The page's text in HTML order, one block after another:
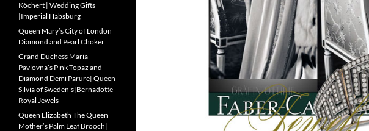
Köchert | Wedding Gifts
|Imperial Habsburg
Queen Mary’s City of London
Diamond and Pearl Choker
Grand Duchess Maria
Pavlovna’s Pink Topaz and
Diamond Demi Parure| Queen
Silvia of Sweden’s|Bernadotte
Royal Jewels
Queen Elizabeth The Queen
Mother’s Palm Leaf Brooch|